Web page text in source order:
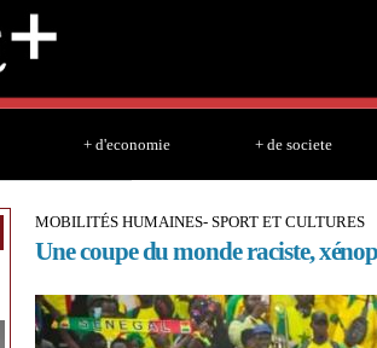
+ d'economie + de societe
MOBILITÉS HUMAINES- SPORT ET CULTURES
Une coupe du monde raciste,